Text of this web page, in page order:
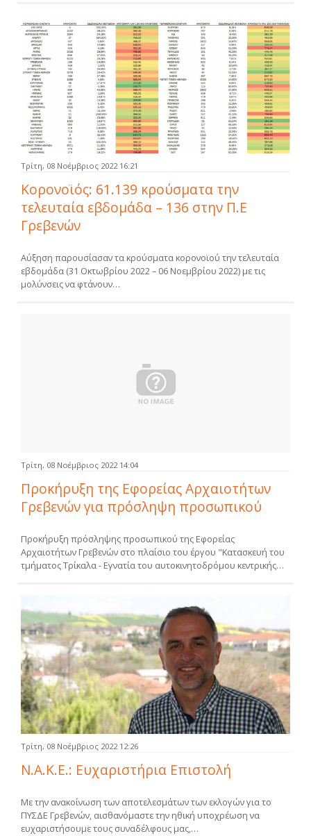
Τρίτη, 08 Νοέμβριος 2022 16:21
Κορονοϊός: 61.139 κρούσματα την
τελευταία εβδομάδα – 136 στην Π.Ε
Γρεβενών
Αύξηση παρουσίασαν τα κρούσματα κορονοϊού την τελευταία
εβδομάδα (31 Οκτωβρίου 2022 – 06 Νοεμβρίου 2022) με τις
μολύνσεις να φτάνουν…
Τρίτη, 08 Νοέμβριος 2022 14:04
Προκήρυξη της Εφορείας Αρχαιοτήτων
Γρεβενών για πρόσληψη προσωπικού
Προκήρυξη πρόσληψης προσωπικού της Εφορείας
Αρχαιοτήτων Γρεβενών στο πλαίσιο του έργου "Κατασκευή του
τμήματος Τρίκαλα - Εγνατία του αυτοκινητοδρόμου κεντρικής…
Τρίτη, 08 Νοέμβριος 2022 12:26
Ν.Α.Κ.Ε.: Ευχαριστήρια Επιστολή
Με την ανακοίνωση των αποτελεσμάτων των εκλογών για το
ΠΥΣΔΕ Γρεβενών, αισθανόμαστε την ηθική υποχρέωση να
ευχαριστήσουμε τους συναδέλφους μας,…